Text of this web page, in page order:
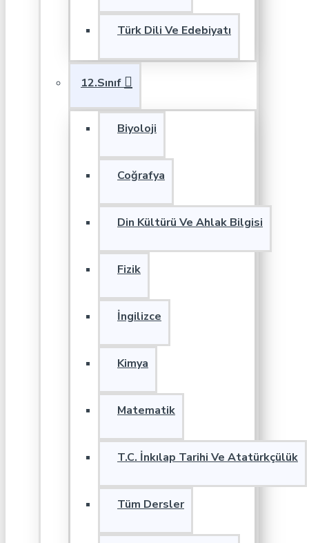
Türk Dili Ve Edebiyatı
12.Sınıf
Biyoloji
Coğrafya
Din Kültürü Ve Ahlak Bilgisi
Fizik
İngilizce
Kimya
Matematik
T.C. İnkılap Tarihi Ve Atatürkçülük
Tüm Dersler